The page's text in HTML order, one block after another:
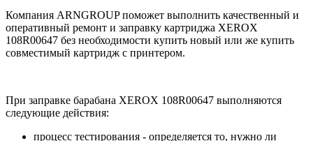
Компания ARNGROUP поможет выполнить качественный и
оперативный ремонт и заправку картриджа XEROX
108R00647 без необходимости купить новый или же купить
совместимый картридж с принтером.
При заправке барабана XEROX 108R00647 выполняются
следующие действия:
процесс тестирования - определяется то, нужно ли